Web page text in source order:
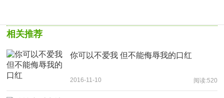
相关推荐
你可以不爱我 但不能侮辱我的口红
2016-11-10 阅读:520